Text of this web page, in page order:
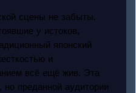
сцены не забыты.
у истоков,
японский
и
всё ещё жив. Эта
преданной аудитории